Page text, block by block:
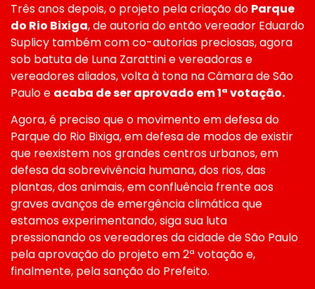
Três anos depois, o projeto pela criação do Parque
do Rio Bixiga, de autoria do então vereador Eduardo
Suplicy também com co-autorias preciosas, agora
sob batuta de Luna Zarattini e vereadoras e
vereadores aliados, volta à tona na Câmara de São
Paulo e acaba de ser aprovado em 1ª votação.
Agora, é preciso que o movimento em defesa do
Parque do Rio Bixiga, em defesa de modos de existir
que reexistem nos grandes centros urbanos, em
defesa da sobrevivência humana, dos rios, das
plantas, dos animais, em confluência frente aos
graves avanços de emergência climática que
estamos experimentando, siga sua luta
pressionando os vereadores da cidade de São Paulo
pela aprovação do projeto em 2ª votação e,
finalmente, pela sanção do Prefeito.